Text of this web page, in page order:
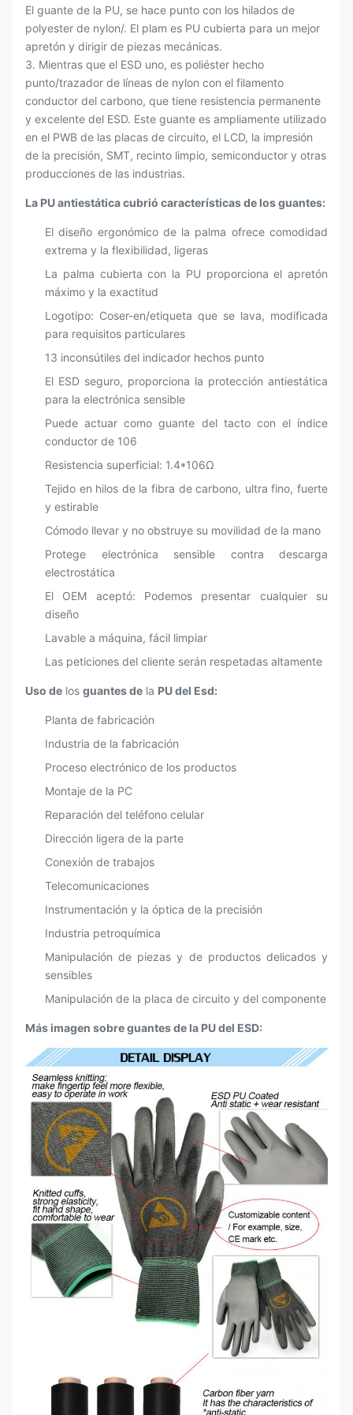
El guante de la PU, se hace punto con los hilados de
polyester de nylon/. El plam es PU cubierta para un mejor
apretón y dirigir de piezas mecánicas.
3. Mientras que el ESD uno, es poliéster hecho
punto/trazador de líneas de nylon con el filamento
conductor del carbono, que tiene resistencia permanente
y excelente del ESD. Este guante es ampliamente utilizado
en el PWB de las placas de circuito, el LCD, la impresión
de la precisión, SMT, recinto limpio, semiconductor y otras
producciones de las industrias.
La PU antiestática cubrió características de los guantes:
El diseño ergonómico de la palma ofrece comodidad
extrema y la flexibilidad, ligeras
La palma cubierta con la PU proporciona el apretón
máximo y la exactitud
Logotipo: Coser-en/etiqueta que se lava, modificada
para requisitos particulares
13 inconsútiles del indicador hechos punto
El ESD seguro, proporciona la protección antiestática
para la electrónica sensible
Puede actuar como guante del tacto con el índice
conductor de 106
Resistencia superficial: 1.4*106Ω
Tejido en hilos de la fibra de carbono, ultra fino, fuerte
y estirable
Cómodo llevar y no obstruye su movilidad de la mano
Protege electrónica sensible contra descarga
electrostática
El OEM aceptó: Podemos presentar cualquier su
diseño
Lavable a máquina, fácil limpiar
Las peticiones del cliente serán respetadas altamente
Uso de los guantes de la PU del Esd:
Planta de fabricación
Industria de la fabricación
Proceso electrónico de los productos
Montaje de la PC
Reparación del teléfono celular
Dirección ligera de la parte
Conexión de trabajos
Telecomunicaciones
Instrumentación y la óptica de la precisión
Industria petroquímica
Manipulación de piezas y de productos delicados y
sensibles
Manipulación de la placa de circuito y del componente
Más imagen sobre guantes de la PU del ESD: